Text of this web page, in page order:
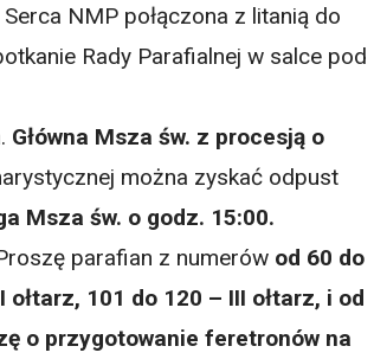
NMP połączona z litanią do
Rady Parafialnej w salce pod
Główna Msza św. z procesją o
można zyskać odpust
Msza św. o godz. 15:00.
parafian z numerów od 60 do
101 do 120 – III ołtarz, i od
o przygotowanie feretronów na